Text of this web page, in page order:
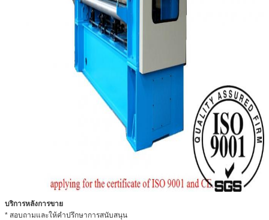
บริการหลังการขาย
* สอบถามและให้คำปรึกษาการสนับสนุน